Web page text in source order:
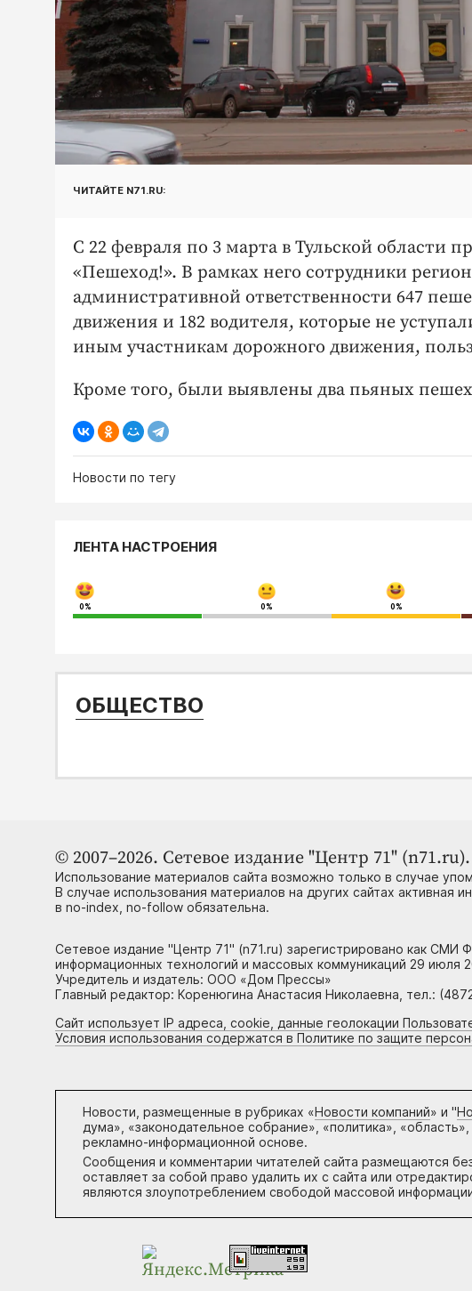
ЧИТАЙТЕ N71.RU:
С 22 февраля по 3 марта в Тульской области
«Пешеход!». В рамках него сотрудники
административной ответственности 647
движения и 182 водителя, которые не
иным участникам дорожного движения,
Кроме того, были выявлены два пьяных
Новости по тегу
ЛЕНТА НАСТРОЕНИЯ
0% 0% 0%
ОБЩЕСТВО
© 2007–2026. Сетевое издание "Центр 71" (n71.ru).
Использование материалов сайта возможно только в случае
В случае использования материалов на других сайтах активная
в no-index, no-follow обязательна.
Сетевое издание "Центр 71" (n71.ru) зарегистрировано как СМИ
информационных технологий и массовых коммуникаций 29
Учредитель и издатель: ООО «Дом Прессы»
Главный редактор: Коренюгина Анастасия Николаевна, тел.:
Сайт использует IP адреса, cookie, данные геолокации
Условия использования содержатся в Политике по защите
Новости, размещенные в рубриках «Новости компаний» и "
дума», «законодательное собрание», «политика»,
рекламно-информационной основе.
Сообщения и комментарии читателей сайта размещаются
оставляет за собой право удалить их с сайта или
являются злоупотреблением свободой массовой